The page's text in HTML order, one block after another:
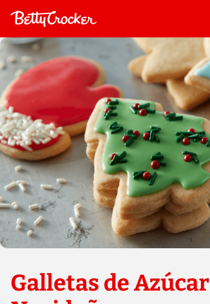
Galletas de Azúcar